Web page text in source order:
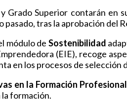
Grado Superior contarán en
tras la aprobación del
módulo de Sostenibilidad
(EIE), recoge
en los procesos de selección
en la Formación Profesional
formación.